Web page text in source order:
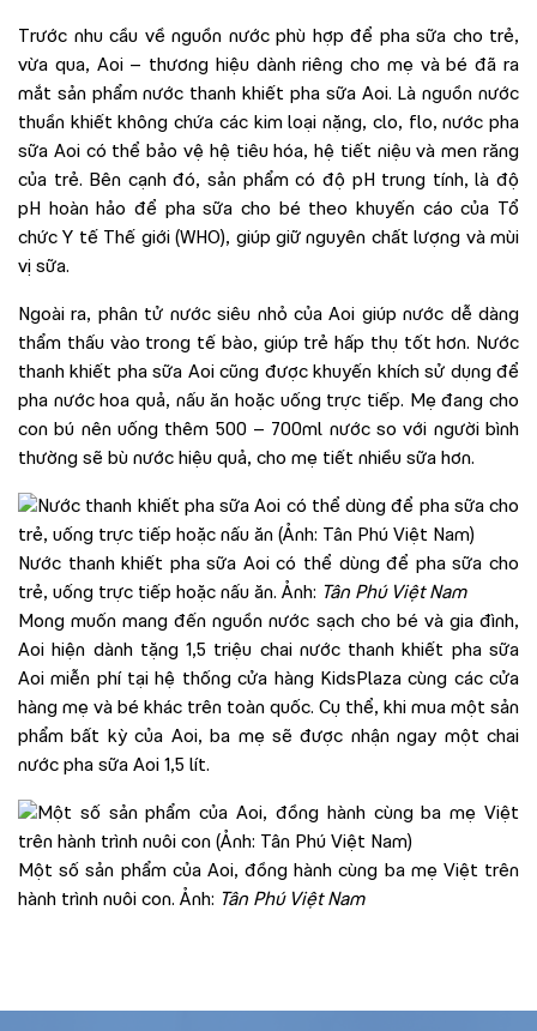
Trước nhu cầu về nguồn nước phù hợp để pha sữa cho trẻ,
vừa qua, Aoi – thương hiệu dành riêng cho mẹ và bé đã ra
mắt sản phẩm nước thanh khiết pha sữa Aoi. Là nguồn nước
thuần khiết không chứa các kim loại nặng, clo, flo, nước pha
sữa Aoi có thể bảo vệ hệ tiêu hóa, hệ tiết niệu và men răng
của trẻ. Bên cạnh đó, sản phẩm có độ pH trung tính, là độ
pH hoàn hảo để pha sữa cho bé theo khuyến cáo của Tổ
chức Y tế Thế giới (WHO), giúp giữ nguyên chất lượng và mùi
vị sữa.
Ngoài ra, phân tử nước siêu nhỏ của Aoi giúp nước dễ dàng
thẩm thấu vào trong tế bào, giúp trẻ hấp thụ tốt hơn. Nước
thanh khiết pha sữa Aoi cũng được khuyến khích sử dụng để
pha nước hoa quả, nấu ăn hoặc uống trực tiếp. Mẹ đang cho
con bú nên uống thêm 500 – 700ml nước so với người bình
thường sẽ bù nước hiệu quả, cho mẹ tiết nhiều sữa hơn.
Nước thanh khiết pha sữa Aoi có thể dùng để pha sữa cho
trẻ, uống trực tiếp hoặc nấu ăn. Ảnh: Tân Phú Việt Nam
Mong muốn mang đến nguồn nước sạch cho bé và gia đình,
Aoi hiện dành tặng 1,5 triệu chai nước thanh khiết pha sữa
Aoi miễn phí tại hệ thống cửa hàng KidsPlaza cùng các cửa
hàng mẹ và bé khác trên toàn quốc. Cụ thể, khi mua một sản
phẩm bất kỳ của Aoi, ba mẹ sẽ được nhận ngay một chai
nước pha sữa Aoi 1,5 lít.
Một số sản phẩm của Aoi, đồng hành cùng ba mẹ Việt trên
hành trình nuôi con. Ảnh: Tân Phú Việt Nam